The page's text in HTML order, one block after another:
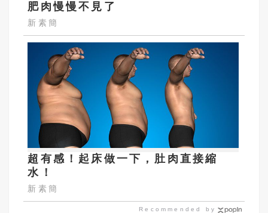
肥肉慢慢不見了
新素簡
超有感！起床做一下，肚肉直接縮
水！
新素簡
Recommended by